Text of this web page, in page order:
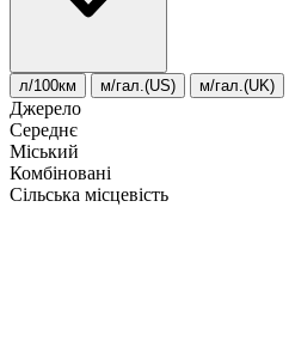
л/100км м/гал.(US) м/гал.(UK)
Джерело
Середнє
Міський
Комбіновані
Сільська місцевість